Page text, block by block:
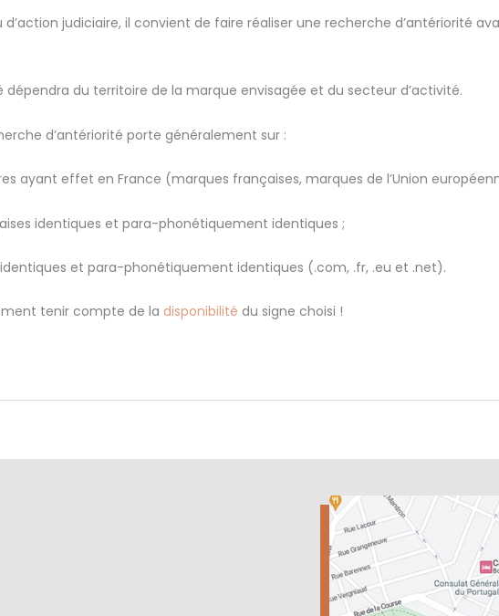
d’action judiciaire, il convient de faire réaliser une recherche d’antériorité
dépendra du territoire de la marque envisagée et du secteur d’activité.
d’antériorité porte généralement sur :
ayant effet en France (marques françaises, marques de l’Union
identiques et para-phonétiquement identiques ;
et para-phonétiquement identiques (.com, .fr, .eu et .net).
tenir compte de la disponibilité du signe choisi !